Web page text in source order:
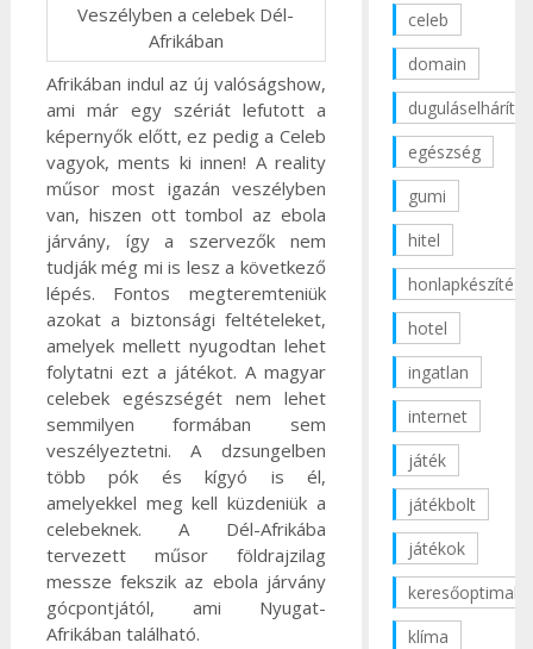
Veszélyben a celebek Dél-
Afrikában
Afrikában indul az új valóságshow,
ami már egy szériát lefutott a
képernyők előtt, ez pedig a Celeb
vagyok, ments ki innen! A reality
műsor most igazán veszélyben
van, hiszen ott tombol az ebola
járvány, így a szervezők nem
tudják még mi is lesz a következő
lépés. Fontos megteremteniük
azokat a biztonsági feltételeket,
amelyek mellett nyugodtan lehet
folytatni ezt a játékot. A magyar
celebek egészségét nem lehet
semmilyen formában sem
veszélyeztetni. A dzsungelben
több pók és kígyó is él,
amelyekkel meg kell küzdeniük a
celebeknek. A Dél-Afrikába
tervezett műsor földrajzilag
messze fekszik az ebola járvány
gócpontjától, ami Nyugat-
Afrikában található.
celeb
domain
duguláselhárítás
egészség
gumi
hitel
honlapkészítés
hotel
ingatlan
internet
játék
játékbolt
játékok
klíma